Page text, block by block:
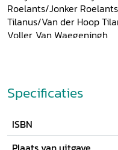
Roelants/Jonker
Tilanus/Van der Hoop
Voller, Van Waegeningh
Specificaties
ISBN